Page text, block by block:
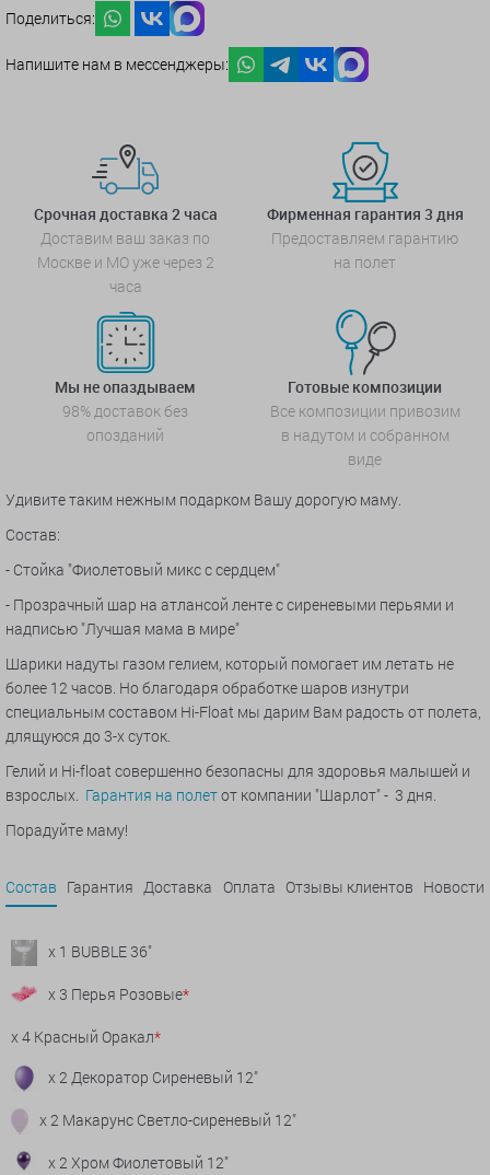
Поделиться:
Напишите нам в мессенджеры:
Срочная доставка 2 часа
Доставим ваш заказ по
Москве и МО уже через 2
часа
Фирменная гарантия 3 дня
Предоставляем гарантию
на полет
Мы не опаздываем
98% доставок без
опозданий
Готовые композиции
Все композиции привозим
в надутом и собранном
виде
Удивите таким нежным подарком Вашу дорогую маму.
Состав:
- Стойка "Фиолетовый микс с сердцем"
- Прозрачный шар на атлансой ленте с сиреневыми перьями и
надписью "Лучшая мама в мире"
Шарики надуты газом гелием, который помогает им летать не
более 12 часов. Но благодаря обработке шаров изнутри
специальным составом Hi-Float мы дарим Вам радость от полета,
длящуюся до 3-х суток.
Гелий и Hi-float совершенно безопасны для здоровья малышей и
взрослых. Гарантия на полетот компании "Шарлот" - 3 дня.
Порадуйте маму!
Состав Гарантия Доставка Оплата Отзывы клиентов Новости
x 1 BUBBLE 36"
x 3 Перья Розовые*
x 4 Красный Оракал*
x 2 Декоратор Сиреневый 12"
x 2 Макарунс Светло-сиреневый 12"
x 2 Хром Фиолетовый 12"